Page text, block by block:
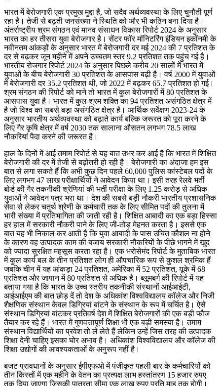
भारत में बेरोजगारी एक प्रमुख मुद्दा है, जो सदैव अर्थव्यवस्था के लिए चुनौती पूर्ण
रहा है। तेजी से बढ़ती जनसंख्या ने स्थिति को और भी कठिन बना दिया है।
अंतर्राष्ट्रीय श्रम संगठन एवं मानव संसाधन विकास रिपोर्ट 2024 के अनुसार
भारत का हर तीसरा युवा बेरोजगार है। सेंटर फॉर मॉनिटरिंग इंडियन इकॉनमी के
नवीनतम आंकड़ों के अनुसार भारत में बेरोजगारी दर मई 2024 की 7 प्रतिशत के
दर से बढ़कर जून महीने में अपने उच्चतम स्तर 9.2 प्रतिशत तक पहुंच गई है।
भारतीय रोजगार रिपोर्ट 2024 के अनुसार पिछले करीब 20 सालों में भारत में
युवाओं के बीच बेरोजगारी 30 प्रतिशत के आसपास बढ़ी है। वर्ष 2000 में युवाओं
में बेरोजगारी दर 35.2 प्रतिशत थी, जो 2022 में बढ़कर 65.7 प्रतिशत हो गई।
श्रम संगठन की रिपोर्ट को माने तो भारत में कुल बेरोजगारों में 80 प्रतिशत के
आसपास युवा है। भारत में कुल श्रम शक्ति का 94 प्रतिशत असंगठित क्षेत्र में
है जो विश्व का सबसे बड़ा असंगठित क्षेत्र है। आर्थिक सर्वेक्षण 2023-24 के
अनुसार भारतीय अर्थव्यवस्था को बढ़ाते कार्य बल्कि जरूरत को पूरा करने के
लिए गैर कृषि क्षेत्र में वर्ष 2030 तक सालाना औसतन लगभग 78.5 लाख
नौकरियां पैदा करने की जरूरत है।
हाल के दिनों में आई तमाम रिपोर्ट से यह बात उभर कर आई है कि भारत में शिक्षित
बेरोजगारी की दर में तेजी से बढ़ोतरी हो रही है। बेरोजगारी का अंदाजा हम इस
बात से लगा सकते हैं कि अभी कुछ दिन पहले 60,000 पुलिस कांस्टेबल पदों के
लिए लगभग 47 लाख परीक्षार्थियों ने आवेदन किया था। इसी तरह रेलवे भर्ती
बोर्ड की गैर तकनीकी श्रेणियां की भर्ती परीक्षा के लिए 1.25 करोड़ से अधिक
युवाओं ने आवेदन पत्र भरा था। देश की सबसे बड़ी नौकरी भारतीय प्रशासनिक
सेवा से लेकर चतुर्थ श्रेणी के कर्मचारी तक के लिए सीमित पदों की तुलना में
भारी संख्या में प्रतिभागिता की जाती रही है। शिक्षित आबादी का एक बड़ा हिस्सा
हर हाल में सरकारी नौकरी पाने के लिए जी-तोड़ मेहनत करता है। इससे एक
बात यह भी निकाल कर आती है कि युवा आबादी के पास उचित कौशल ना होने
के कारण वह उत्पादक काम की बजाय सरकारी नौकरियों के पीछे भागने में खुद
को ज्यादा सुरक्षित महसूस करता रहा है। एक भरोसेमंद रिपोर्ट के मुताबिक भारत
में कुल कार्य बल के तीन प्रतिशत लोग ही औपचारिक रूप से कुशल श्रमिक हैं
जबकि चीन में यह आंकड़ा 24 प्रतिशत, अमेरिका में 52 प्रतिशत, यूके में 68
प्रतिशत और जापान में 80 प्रतिशत से अधिक है। ब्लूमबर्ग की रिपोर्ट में यह
बताया गया है कि भारत के उच्च स्तरीय तकनीकी संस्थानों आईआईटी,
आईआईएम की बात छोड़ दें तो देश के अधिकांश विश्वविद्यालय कॉलेज और निजी
शैक्षणिक संस्थान केवल डिग्रियां बांटने के संस्थान के रूप में चर्चित है। ऐसे
संस्थान डिग्रियां बांटकर प्रतिवर्ष देश में शिक्षित बेरोजगारों की एक बड़ी फौज
तैयार कर रहे हैं। भारत में गुणवत्तापूर्ण शिक्षा भी एक बड़ी समस्या है। तमाम
संस्थान विद्यार्थियों का प्रवेश तो ले लेते हैं लेकिन उन्हें जिस तरह की उत्पादक
शिक्षा देनी चाहिए इसका घोर अभाव है। अधिकांश विश्वविद्यालय और कॉलेज की
शिक्षा उद्योगों की आवश्यकताओं के अनुरूप नहीं है।
बजट प्रावधानों के अनुसार ईपीएफओ में पंजीकृत पहली बार के कर्मचारियों को
तीन किस्तों में एक महीने के वेतन का प्रत्यक्ष लाभ हस्तांतरण 15 हजार रुपए
तक दिया जाएगा जिसकी पात्रता सीमा एक लाख रुपए प्रति माह तक होगी।